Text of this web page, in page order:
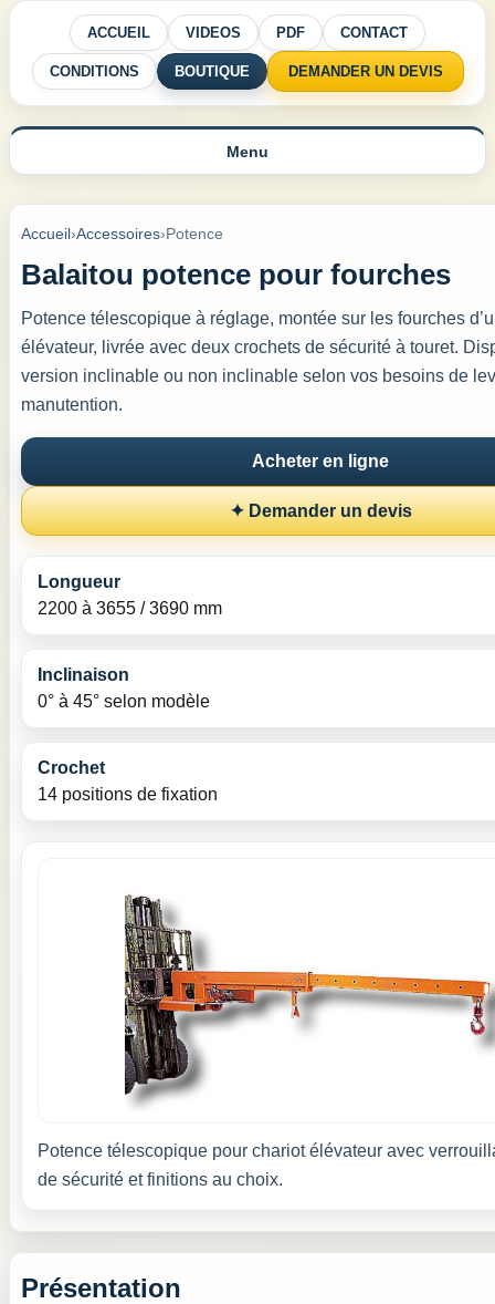
ACCUEIL VIDEOS PDF CONTACT
CONDITIONS BOUTIQUE DEMANDER UN DEVIS
Menu
Accueil›Accessoires›Potence
Balaitou potence pour fourches
Potence télescopique à réglage, montée sur les fourches
élévateur, livrée avec deux crochets de sécurité à touret.
version inclinable ou non inclinable selon vos besoins de
manutention.
Acheter en ligne
✦ Demander un devis
Longueur
2200 à 3655 / 3690 mm
Inclinaison
0° à 45° selon modèle
Crochet
14 positions de fixation
Potence télescopique pour chariot élévateur avec
de sécurité et finitions au choix.
Présentation